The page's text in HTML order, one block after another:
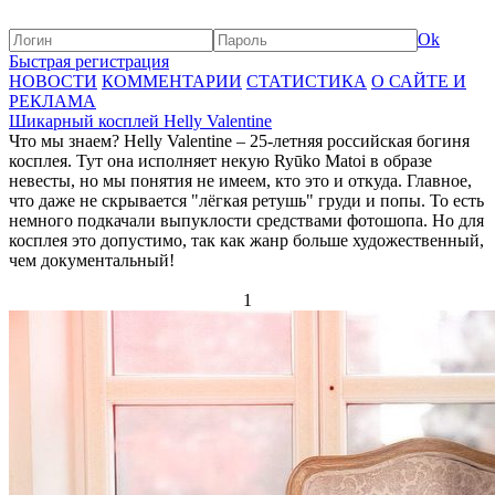
Ok
Быстрая регистрация
НОВОСТИ КОММЕНТАРИИ СТАТИСТИКА О САЙТЕ И
РЕКЛАМА
Шикарный косплей Helly Valentine
Что мы знаем? Helly Valentine – 25-летняя российская богиня
косплея. Тут она исполняет некую Ryūko Matoi в образе
невесты, но мы понятия не имеем, кто это и откуда. Главное,
что даже не скрывается "лёгкая ретушь" груди и попы. То есть
немного подкачали выпуклости средствами фотошопа. Но для
косплея это допустимо, так как жанр больше художественный,
чем документальный!
1